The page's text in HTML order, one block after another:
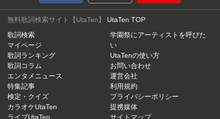
無料歌詞検索サイト【UtaTen】 UtaTen TOP
歌詞検索
マイページ
歌詞ランキング
歌詞コラム
エンタメニュース
特集記事
検定・クイズ
カラオケUtaTen
ライブUtaTen
学園祭にアーティストを呼びた
い
UtaTenの使い方
お問い合わせ
運営会社
利用規約
プライバシーポリシー
提携媒体
サイトマップ